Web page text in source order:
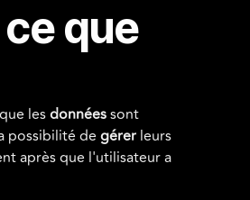
que
lesdonnéessont
possibilité de gérer leurs
après que l'utilisateur a